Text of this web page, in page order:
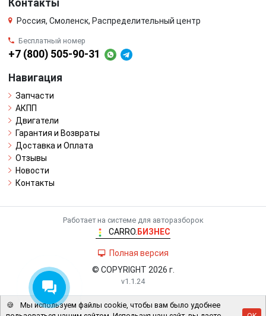
Контакты
Россия, Смоленск, Распределительный центр
Бесплатный номер
+7 (800) 505-90-31
Навигация
Запчасти
АКПП
Двигатели
Гарантия и Возвраты
Доставка и Оплата
Отзывы
Новости
Контакты
Работает на системе для авторазборок
CARRO. БИЗНЕС
Полная версия
© COPYRIGHT 2026 г.
v1.1.24
🍪
Мы используем файлы cookie, чтобы вам было удобнее